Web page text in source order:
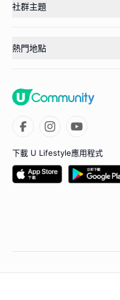
社群主題
熱門地點
下載 U Lifestyle應用程式